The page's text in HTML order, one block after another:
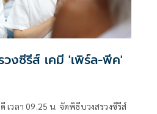
งซีรีส์ เคมี 'เพิร์ล-พีค'
น. จัดพิธีบวงสรวงซีรีส์